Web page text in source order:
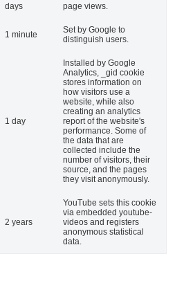
days
page views.
1 minute
Set by Google to
distinguish users.
1 day
Installed by Google
Analytics, _gid cookie
stores information on
how visitors use a
website, while also
creating an analytics
report of the website's
performance. Some of
the data that are
collected include the
number of visitors, their
source, and the pages
they visit anonymously.
2 years
YouTube sets this cookie
via embedded youtube-
videos and registers
anonymous statistical
data.